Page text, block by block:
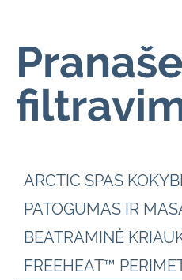
ARCTIC SPAS
PATOGUMAS IR
BEATRAMINĖ
FREEHEAT™